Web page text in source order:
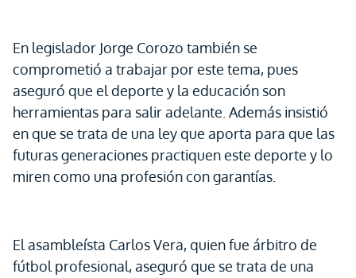
En legislador Jorge Corozo también se
comprometió a trabajar por este tema, pues
aseguró que el deporte y la educación son
herramientas para salir adelante. Además insistió
en que se trata de una ley que aporta para que las
futuras generaciones practiquen este deporte y lo
miren como una profesión con garantías.
El asambleísta Carlos Vera, quien fue árbitro de
fútbol profesional, aseguró que se trata de una